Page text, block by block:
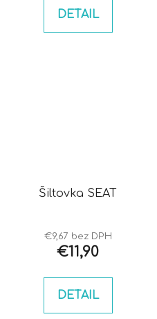
DETAIL
Šiltovka SEAT
€9,67 bez DPH
€11,90
DETAIL